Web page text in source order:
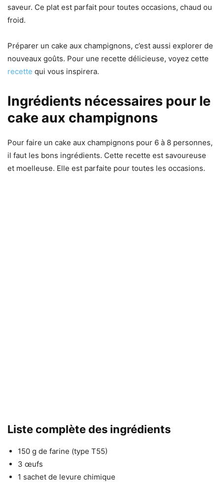
saveur. Ce plat est parfait pour toutes occasions, chaud ou
froid.
Préparer un cake aux champignons, c’est aussi explorer de
nouveaux goûts. Pour une recette délicieuse, voyez cette
recette qui vous inspirera.
Ingrédients nécessaires pour le
cake aux champignons
Pour faire un cake aux champignons pour 6 à 8 personnes,
il faut les bons ingrédients. Cette recette est savoureuse
et moelleuse. Elle est parfaite pour toutes les occasions.
Liste complète des ingrédients
150 g de farine (type T55)
3 œufs
1 sachet de levure chimique